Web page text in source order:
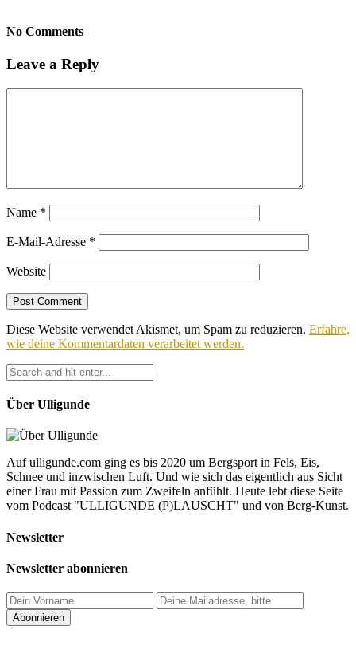
No Comments
Leave a Reply
Name *
E-Mail-Adresse *
Website
Diese Website verwendet Akismet, um Spam zu reduzieren. Erfahre,
wie deine Kommentardaten verarbeitet werden.
Über Ulligunde
Auf ulligunde.com ging es bis 2020 um Bergsport in Fels, Eis,
Schnee und inzwischen Luft. Und wie sich das eigentlich aus Sicht
einer Frau mit Passion zum Zweifeln anfühlt. Heute lebt diese Seite
vom Podcast "ULLIGUNDE (P)LAUSCHT" und von Berg-Kunst.
Newsletter
Newsletter abonnieren